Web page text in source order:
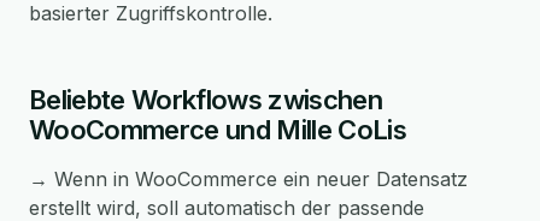
basierter Zugriffskontrolle.
Beliebte Workflows zwischen
WooCommerce und Mille CoLis
→ Wenn in WooCommerce ein neuer Datensatz
erstellt wird, soll automatisch der passende